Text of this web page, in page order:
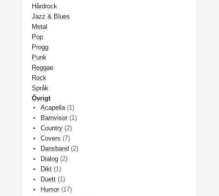
Hårdrock
Jazz & Blues
Metal
Pop
Progg
Punk
Reggae
Rock
Språk
Övrigt
Acapella(1)
Barnvisor(1)
Country (2)
Covers (7)
Dansband (2)
Dialog (2)
Dikt (1)
Duett (1)
Humor(17)